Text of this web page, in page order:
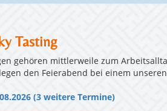
Tasting
gehören mittlerweile zum
den Feierabend bei einem
(3 weitere Termine)